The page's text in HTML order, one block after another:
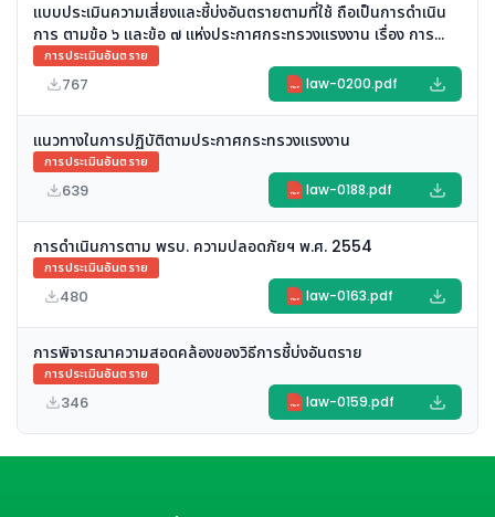
แบบประเมินความเสี่ยงและชี้บ่งอันตรายตามที่ใช้ ถือเป็นการดำเนิน
การ ตามข้อ ๖ และข้อ ๗ แห่งประกาศกระทรวงแรงงาน เรื่อง การ
ประเมินอันตราย การศึกษาผลกระทบของสภาพแวดล้อมในการ
ทำงาน และการจัดทำแผนควบคุมดูแลลูกจ้างและสถานประกอบ
กิจการ ประกาศ ณ วันที่ ๑๔ พฤศจิกายน พ.ศ. ๒๕๖๗ ได้หรือไม่
การประเมินอันตราย
767 PDF law-0200.pdf
แนวทางในการปฏิบัติตามประกาศกระทรวงแรงงาน
การประเมินอันตราย
639 PDF law-0188.pdf
การดำเนินการตาม พรบ. ความปลอดภัยฯ พ.ศ. 2554
การประเมินอันตราย
480 PDF law-0163.pdf
การพิจารณาความสอดคล้องของวิธีการชี้บ่งอันตราย
การประเมินอันตราย
346 PDF law-0159.pdf